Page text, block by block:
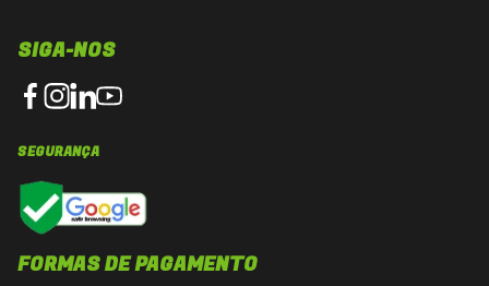
SIGA-NOS
SEGURANÇA
FORMAS DE PAGAMENTO